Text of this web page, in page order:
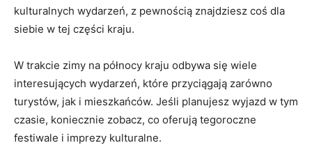
kulturalnych​ wydarzeń, z pewnością znajdziesz coś dla
siebie w tej części kraju.
W trakcie zimy na północy kraju odbywa się wiele
‌interesujących wydarzeń, ​które przyciągają zarówno⁢
turystów, jak ⁢i mieszkańców. Jeśli planujesz⁣ wyjazd w tym
​czasie,‌ koniecznie zobacz, co oferują‌ tegoroczne
⁢festiwale i imprezy kulturalne.